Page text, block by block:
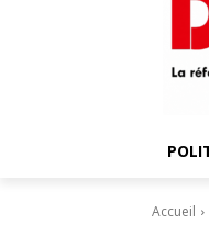
Accueil